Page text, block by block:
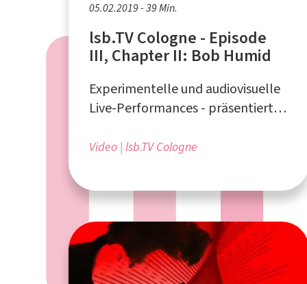
05.02.2019 - 39 Min.
lsb.TV Cologne - Episode
III, Chapter II: Bob Humid
Experimentelle und audiovisuelle
Live-Performances - präsentiert
Köln
Video lsb.TV Cologne